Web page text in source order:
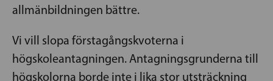
allmänbildningen bättre.
Vi vill slopa förstagångskvoterna i
högskoleantagningen. Antagningsgrunderna till
högskolorna borde inte i lika stor utsträckning